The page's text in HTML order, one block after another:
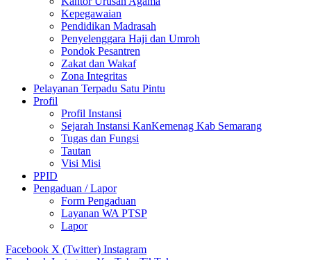
Kepegawaian
Pendidikan Madrasah
Penyelenggara Haji dan Umroh
Pondok Pesantren
Zakat dan Wakaf
Zona Integritas
Pelayanan Terpadu Satu Pintu
Profil
Profil Instansi
Sejarah Instansi KanKemenag Kab Semarang
Tugas dan Fungsi
Tautan
Visi Misi
PPID
Pengaduan / Lapor
Form Pengaduan
Layanan WA PTSP
Lapor
Facebook X (Twitter) Instagram